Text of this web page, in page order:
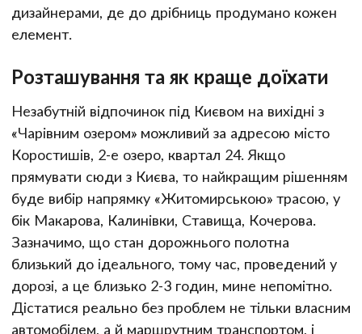
дизайнерами, де до дрібниць продумано кожен
елемент.
Розташування та як краще доїхати
Незабутній відпочинок під Києвом на вихідні з
«Чарівним озером» можливий за адресою місто
Коростишів, 2-е озеро, квартал 24. Якщо
прямувати сюди з Києва, то найкращим рішенням
буде вибір напрямку «Житомирською» трасою, у
бік Макарова, Калинівки, Ставища, Кочерова.
Зазначимо, що стан дорожнього полотна
близький до ідеального, тому час, проведений у
дорозі, а це близько 2-3 годин, мине непомітно.
Дістатися реально без проблем не тільки власним
автомобілем, а й маршрутним транспортом, і